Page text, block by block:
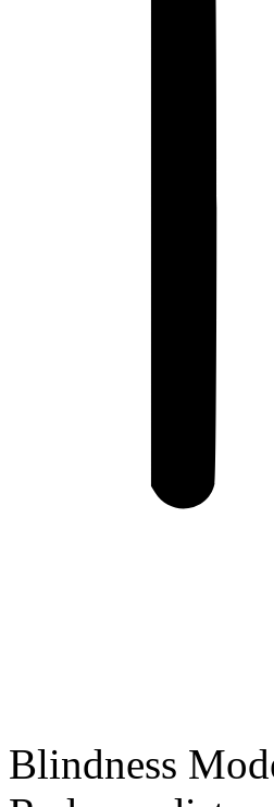
Blindness